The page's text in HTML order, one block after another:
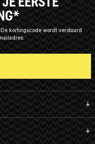
De kortingscode wordt verstuurd